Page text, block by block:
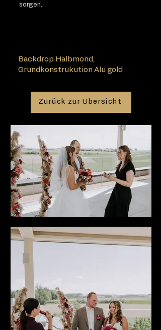
sorgen.
Backdrop Halbmond,
Grundkonstrukution Alu gold
Zurück zur Übersicht